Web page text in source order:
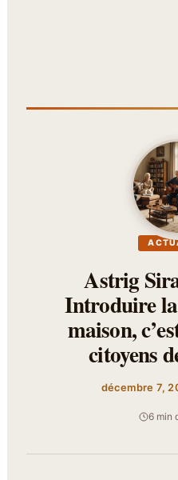
Astrig
Introduire
maison,
citoyens
décembre 7,
6 min